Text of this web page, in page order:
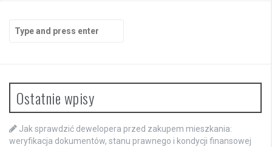
for:
Ostatnie wpisy
Jak sprawdzić dewelopera przed zakupem mieszkania:
weryfikacja dokumentów, stanu prawnego i kondycji finansowej